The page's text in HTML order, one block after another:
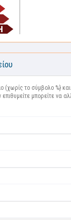
(χωρίς το σύμβολο %}
μπορείτε να